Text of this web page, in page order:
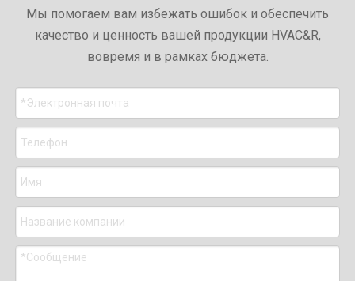
Мы помогаем вам избежать ошибок и обеспечить
качество и ценность вашей продукции HVAC&R,
вовремя и в рамках бюджета.